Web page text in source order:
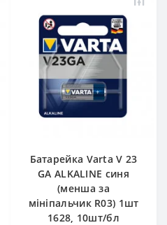
Батарейка Varta V 23
GA ALKALINE синя
(менша за
мініпальчик R03) 1шт
1628, 10шт/бл